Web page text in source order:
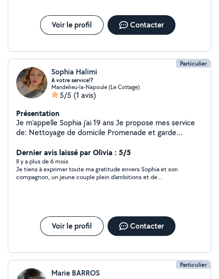
Voir le profil Contacter
Particulier
Sophia Halimi
A votre service!?
Mandelieu-la-Napoule (Le Cottage)
5/5 (1 avis)
Présentation
Je m'appelle Sophia j'ai 19 ans Je propose mes service
de: Nettoyage de domicile Promenade et garde
vos repas
Dernier avis laissé par Olivia : 5/5
Il y a plus de 6 mois
Je tiens à exprimer toute ma gratitude envers Sophia et son
compagnon, un jeune couple plein d’ambitions et de
la pareille ! Sophia et son compagnon respirent le bonheur et
sont beaux comme tout. Leur présence est une véritable
source de joie et d’inspiration. Je les remercie du fond du cœur
d’amour. Merci infiniment, Sophia et son compagnon, pour
votre aide précieuse et votre gentillesse. Vous êtes des
Voir le profil Contacter
Particulier
Marie BARROS